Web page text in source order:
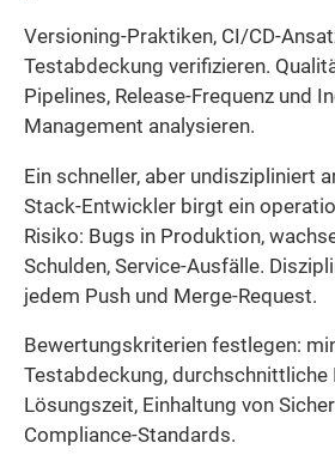
Versioning-Praktiken, CI/CD-
Testabdeckung verifizieren.
Pipelines, Release-Frequenz und
Management analysieren.
Ein schneller, aber undiszipliniert
Stack-Entwickler birgt ein
Risiko: Bugs in Produktion,
Schulden, Service-Ausfälle.
jedem Push und Merge-Request.
Bewertungskriterien festlegen:
Testabdeckung, durchschnittliche
Lösungszeit, Einhaltung von
Compliance-Standards.